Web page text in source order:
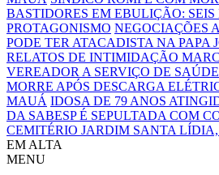
BASTIDORES EM EBULIÇÃO:
PROTAGONISMO NEGOCIAÇÕES
PODE TER ATACADISTA NA PAPA
RELATOS DE INTIMIDAÇÃO
VEREADOR A SERVIÇO DE
MORRE APÓS DESCARGA
MAUÁ IDOSA DE 79 ANOS
DA SABESP É SEPULTADA COM
CEMITÉRIO JARDIM SANTA
EM ALTA
MENU